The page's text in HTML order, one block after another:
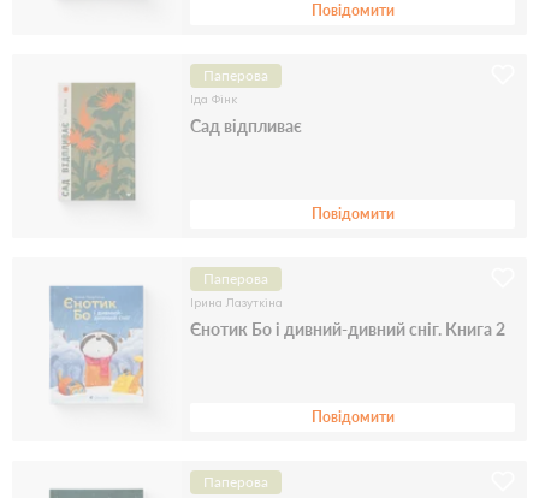
Повідомити
Паперова
Іда Фінк
Сад відпливає
Повідомити
Паперова
Ірина Лазуткіна
Єнотик Бо і дивний-дивний сніг. Книга 2
Повідомити
Паперова